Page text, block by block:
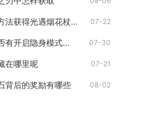
可以通过什么方法获得光遇烟花杖先祖 07-22
香肠派对中是否有开启隐身模式的选项 07-30
在哪里呢 07-21
背后的奖励有哪些 08-02